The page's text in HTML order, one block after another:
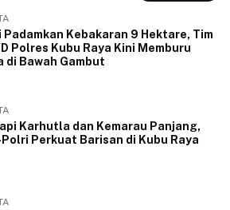
Padamkan Kebakaran 9 Hektare, Tim
Polres Kubu Raya Kini Memburu
di Bawah Gambut
Karhutla dan Kemarau Panjang,
Perkuat Barisan di Kubu Raya